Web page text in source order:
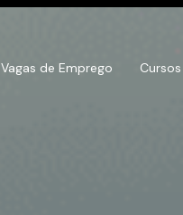
Vagas de Emprego Cursos